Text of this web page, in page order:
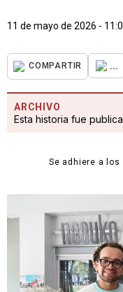
11 de mayo de 2026 -
COMPARTIR ...
ARCHIVO
Esta historia fue
Se adhiere a